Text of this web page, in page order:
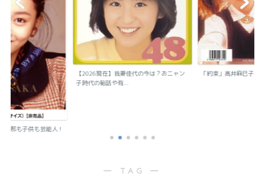
旦那も子供も芸能人！
【2026現在】我妻佳代の今は？おニャン
子時代の秘話や有...
「約束」高井麻巳子
― TAG ―